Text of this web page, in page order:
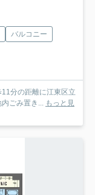
バルコニー
分の距離に江東区立
ごみ置き... もっと見